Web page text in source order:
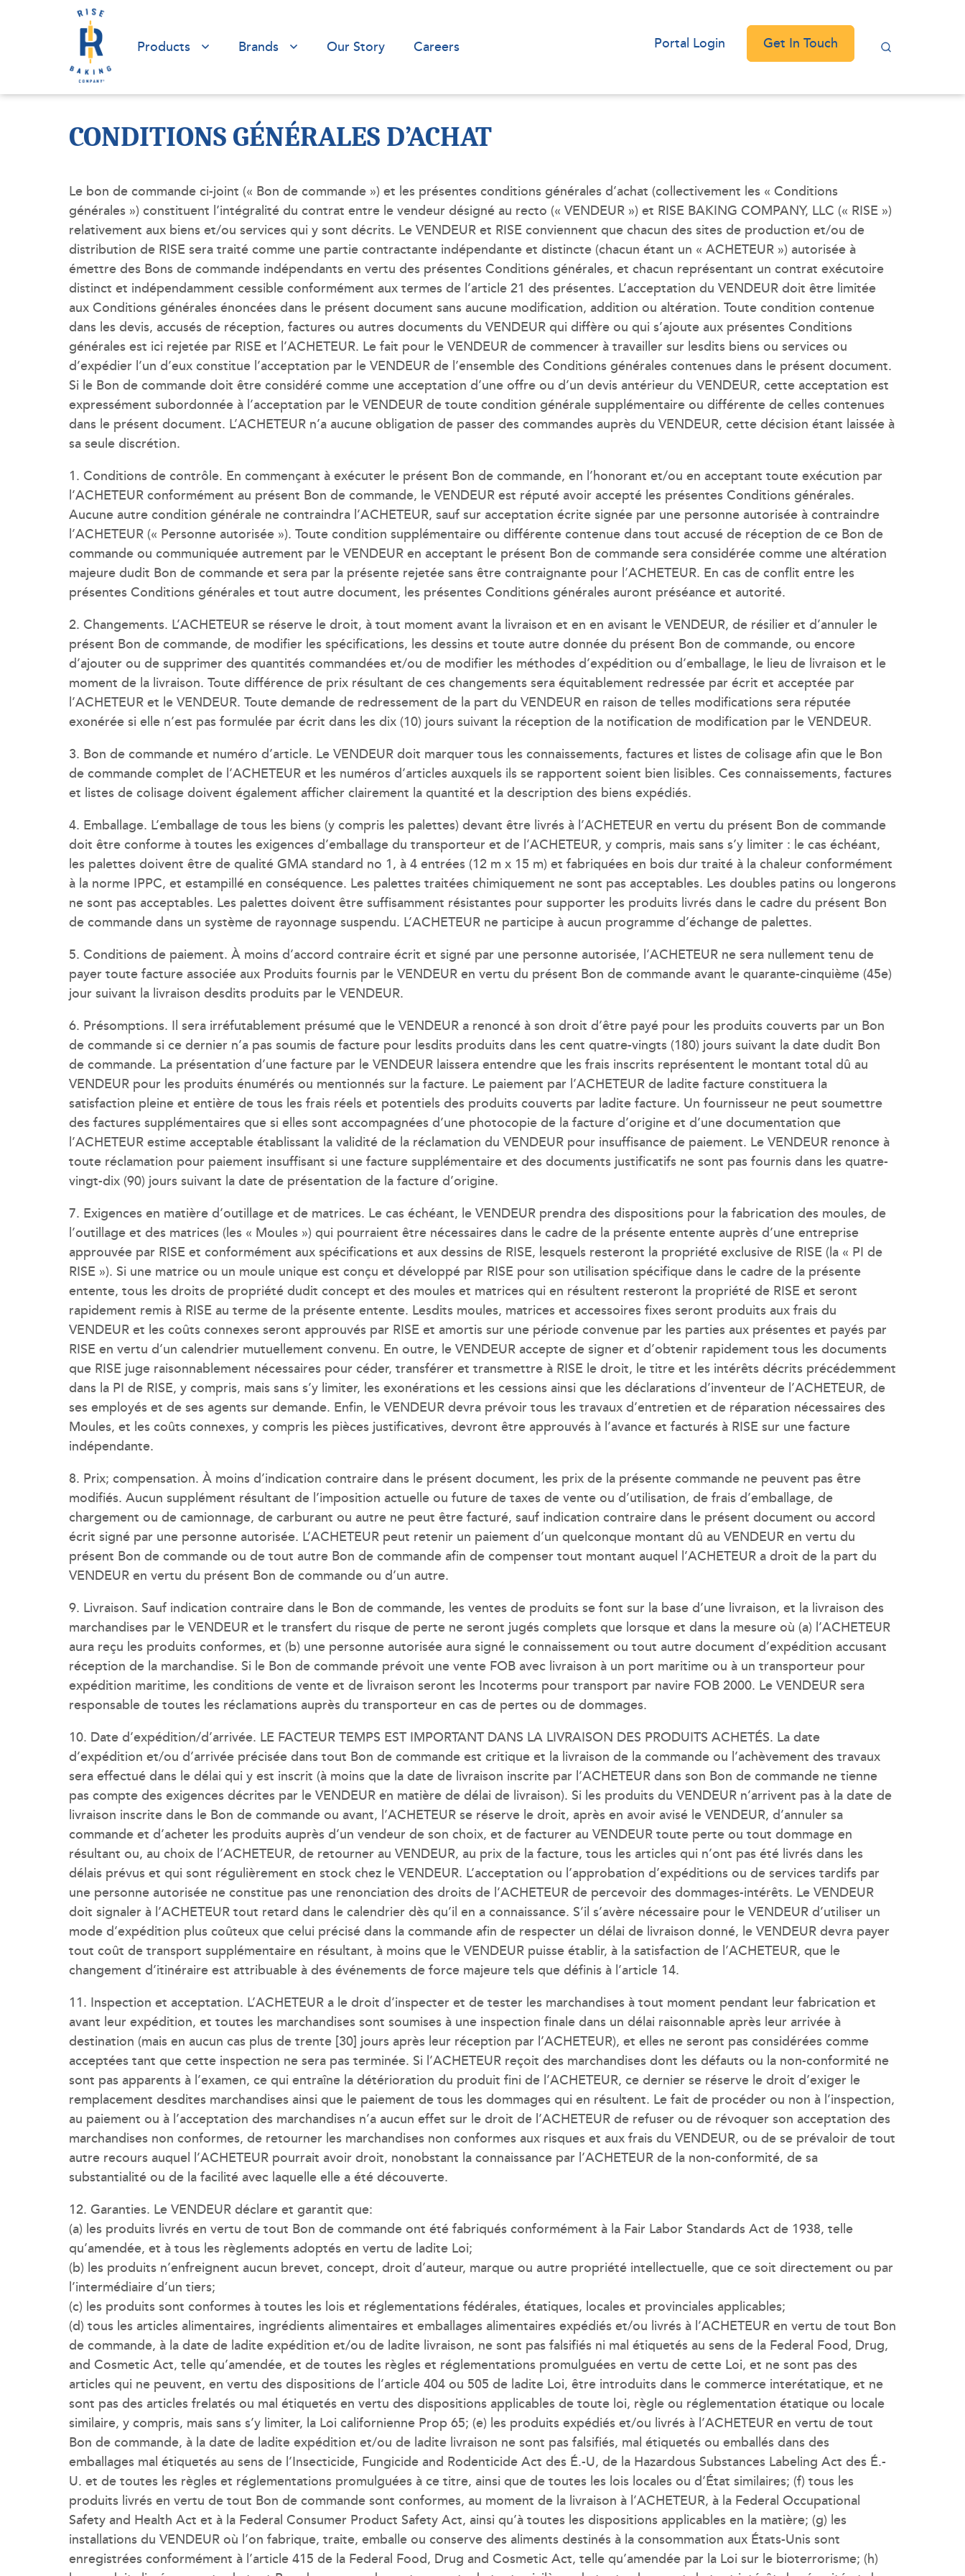
Products Brands Our Story Careers Portal Login Get In Touch
CONDITIONS GÉNÉRALES D’ACHAT
Le bon de commande ci-joint (« Bon de commande ») et les présentes conditions générales d’achat (collectivement les « Conditions
générales ») constituent l’intégralité du contrat entre le vendeur désigné au recto (« VENDEUR ») et RISE BAKING COMPANY, LLC (« RISE »)
relativement aux biens et/ou services qui y sont décrits. Le VENDEUR et RISE conviennent que chacun des sites de production et/ou de
distribution de RISE sera traité comme une partie contractante indépendante et distincte (chacun étant un « ACHETEUR ») autorisée à
émettre des Bons de commande indépendants en vertu des présentes Conditions générales, et chacun représentant un contrat exécutoire
distinct et indépendamment cessible conformément aux termes de l’article 21 des présentes. L’acceptation du VENDEUR doit être limitée
aux Conditions générales énoncées dans le présent document sans aucune modification, addition ou altération. Toute condition contenue
dans les devis, accusés de réception, factures ou autres documents du VENDEUR qui diffère ou qui s’ajoute aux présentes Conditions
générales est ici rejetée par RISE et l’ACHETEUR. Le fait pour le VENDEUR de commencer à travailler sur lesdits biens ou services ou
d’expédier l’un d’eux constitue l’acceptation par le VENDEUR de l’ensemble des Conditions générales contenues dans le présent document.
Si le Bon de commande doit être considéré comme une acceptation d’une offre ou d’un devis antérieur du VENDEUR, cette acceptation est
expressément subordonnée à l’acceptation par le VENDEUR de toute condition générale supplémentaire ou différente de celles contenues
dans le présent document. L’ACHETEUR n’a aucune obligation de passer des commandes auprès du VENDEUR, cette décision étant laissée à
sa seule discrétion.
1. Conditions de contrôle. En commençant à exécuter le présent Bon de commande, en l’honorant et/ou en acceptant toute exécution par
l’ACHETEUR conformément au présent Bon de commande, le VENDEUR est réputé avoir accepté les présentes Conditions générales.
Aucune autre condition générale ne contraindra l’ACHETEUR, sauf sur acceptation écrite signée par une personne autorisée à contraindre
l’ACHETEUR (« Personne autorisée »). Toute condition supplémentaire ou différente contenue dans tout accusé de réception de ce Bon de
commande ou communiquée autrement par le VENDEUR en acceptant le présent Bon de commande sera considérée comme une altération
majeure dudit Bon de commande et sera par la présente rejetée sans être contraignante pour l’ACHETEUR. En cas de conflit entre les
présentes Conditions générales et tout autre document, les présentes Conditions générales auront préséance et autorité.
2. Changements. L’ACHETEUR se réserve le droit, à tout moment avant la livraison et en en avisant le VENDEUR, de résilier et d’annuler le
présent Bon de commande, de modifier les spécifications, les dessins et toute autre donnée du présent Bon de commande, ou encore
d’ajouter ou de supprimer des quantités commandées et/ou de modifier les méthodes d’expédition ou d’emballage, le lieu de livraison et le
moment de la livraison. Toute différence de prix résultant de ces changements sera équitablement redressée par écrit et acceptée par
l’ACHETEUR et le VENDEUR. Toute demande de redressement de la part du VENDEUR en raison de telles modifications sera réputée
exonérée si elle n’est pas formulée par écrit dans les dix (10) jours suivant la réception de la notification de modification par le VENDEUR.
3. Bon de commande et numéro d’article. Le VENDEUR doit marquer tous les connaissements, factures et listes de colisage afin que le Bon
de commande complet de l’ACHETEUR et les numéros d’articles auxquels ils se rapportent soient bien lisibles. Ces connaissements, factures
et listes de colisage doivent également afficher clairement la quantité et la description des biens expédiés.
4. Emballage. L’emballage de tous les biens (y compris les palettes) devant être livrés à l’ACHETEUR en vertu du présent Bon de commande
doit être conforme à toutes les exigences d’emballage du transporteur et de l’ACHETEUR, y compris, mais sans s’y limiter : le cas échéant,
les palettes doivent être de qualité GMA standard no 1, à 4 entrées (12 m x 15 m) et fabriquées en bois dur traité à la chaleur conformément
à la norme IPPC, et estampillé en conséquence. Les palettes traitées chimiquement ne sont pas acceptables. Les doubles patins ou longerons
ne sont pas acceptables. Les palettes doivent être suffisamment résistantes pour supporter les produits livrés dans le cadre du présent Bon
de commande dans un système de rayonnage suspendu. L’ACHETEUR ne participe à aucun programme d’échange de palettes.
5. Conditions de paiement. À moins d’accord contraire écrit et signé par une personne autorisée, l’ACHETEUR ne sera nullement tenu de
payer toute facture associée aux Produits fournis par le VENDEUR en vertu du présent Bon de commande avant le quarante-cinquième (45e)
jour suivant la livraison desdits produits par le VENDEUR.
6. Présomptions. Il sera irréfutablement présumé que le VENDEUR a renoncé à son droit d’être payé pour les produits couverts par un Bon
de commande si ce dernier n’a pas soumis de facture pour lesdits produits dans les cent quatre-vingts (180) jours suivant la date dudit Bon
de commande. La présentation d’une facture par le VENDEUR laissera entendre que les frais inscrits représentent le montant total dû au
VENDEUR pour les produits énumérés ou mentionnés sur la facture. Le paiement par l’ACHETEUR de ladite facture constituera la
satisfaction pleine et entière de tous les frais réels et potentiels des produits couverts par ladite facture. Un fournisseur ne peut soumettre
des factures supplémentaires que si elles sont accompagnées d’une photocopie de la facture d’origine et d’une documentation que
l’ACHETEUR estime acceptable établissant la validité de la réclamation du VENDEUR pour insuffisance de paiement. Le VENDEUR renonce à
toute réclamation pour paiement insuffisant si une facture supplémentaire et des documents justificatifs ne sont pas fournis dans les quatre-
vingt-dix (90) jours suivant la date de présentation de la facture d’origine.
7. Exigences en matière d’outillage et de matrices. Le cas échéant, le VENDEUR prendra des dispositions pour la fabrication des moules, de
l’outillage et des matrices (les « Moules ») qui pourraient être nécessaires dans le cadre de la présente entente auprès d’une entreprise
approuvée par RISE et conformément aux spécifications et aux dessins de RISE, lesquels resteront la propriété exclusive de RISE (la « PI de
RISE »). Si une matrice ou un moule unique est conçu et développé par RISE pour son utilisation spécifique dans le cadre de la présente
entente, tous les droits de propriété dudit concept et des moules et matrices qui en résultent resteront la propriété de RISE et seront
rapidement remis à RISE au terme de la présente entente. Lesdits moules, matrices et accessoires fixes seront produits aux frais du
VENDEUR et les coûts connexes seront approuvés par RISE et amortis sur une période convenue par les parties aux présentes et payés par
RISE en vertu d’un calendrier mutuellement convenu. En outre, le VENDEUR accepte de signer et d’obtenir rapidement tous les documents
que RISE juge raisonnablement nécessaires pour céder, transférer et transmettre à RISE le droit, le titre et les intérêts décrits précédemment
dans la PI de RISE, y compris, mais sans s’y limiter, les exonérations et les cessions ainsi que les déclarations d’inventeur de l’ACHETEUR, de
ses employés et de ses agents sur demande. Enfin, le VENDEUR devra prévoir tous les travaux d’entretien et de réparation nécessaires des
Moules, et les coûts connexes, y compris les pièces justificatives, devront être approuvés à l’avance et facturés à RISE sur une facture
indépendante.
8. Prix; compensation. À moins d’indication contraire dans le présent document, les prix de la présente commande ne peuvent pas être
modifiés. Aucun supplément résultant de l’imposition actuelle ou future de taxes de vente ou d’utilisation, de frais d’emballage, de
chargement ou de camionnage, de carburant ou autre ne peut être facturé, sauf indication contraire dans le présent document ou accord
écrit signé par une personne autorisée. L’ACHETEUR peut retenir un paiement d’un quelconque montant dû au VENDEUR en vertu du
présent Bon de commande ou de tout autre Bon de commande afin de compenser tout montant auquel l’ACHETEUR a droit de la part du
VENDEUR en vertu du présent Bon de commande ou d’un autre.
9. Livraison. Sauf indication contraire dans le Bon de commande, les ventes de produits se font sur la base d’une livraison, et la livraison des
marchandises par le VENDEUR et le transfert du risque de perte ne seront jugés complets que lorsque et dans la mesure où (a) l’ACHETEUR
aura reçu les produits conformes, et (b) une personne autorisée aura signé le connaissement ou tout autre document d’expédition accusant
réception de la marchandise. Si le Bon de commande prévoit une vente FOB avec livraison à un port maritime ou à un transporteur pour
expédition maritime, les conditions de vente et de livraison seront les Incoterms pour transport par navire FOB 2000. Le VENDEUR sera
responsable de toutes les réclamations auprès du transporteur en cas de pertes ou de dommages.
10. Date d’expédition/d’arrivée. LE FACTEUR TEMPS EST IMPORTANT DANS LA LIVRAISON DES PRODUITS ACHETÉS. La date
d’expédition et/ou d’arrivée précisée dans tout Bon de commande est critique et la livraison de la commande ou l’achèvement des travaux
sera effectué dans le délai qui y est inscrit (à moins que la date de livraison inscrite par l’ACHETEUR dans son Bon de commande ne tienne
pas compte des exigences décrites par le VENDEUR en matière de délai de livraison). Si les produits du VENDEUR n’arrivent pas à la date de
livraison inscrite dans le Bon de commande ou avant, l’ACHETEUR se réserve le droit, après en avoir avisé le VENDEUR, d’annuler sa
commande et d’acheter les produits auprès d’un vendeur de son choix, et de facturer au VENDEUR toute perte ou tout dommage en
résultant ou, au choix de l’ACHETEUR, de retourner au VENDEUR, au prix de la facture, tous les articles qui n’ont pas été livrés dans les
délais prévus et qui sont régulièrement en stock chez le VENDEUR. L’acceptation ou l’approbation d’expéditions ou de services tardifs par
une personne autorisée ne constitue pas une renonciation des droits de l’ACHETEUR de percevoir des dommages-intérêts. Le VENDEUR
doit signaler à l’ACHETEUR tout retard dans le calendrier dès qu’il en a connaissance. S’il s’avère nécessaire pour le VENDEUR d’utiliser un
mode d’expédition plus coûteux que celui précisé dans la commande afin de respecter un délai de livraison donné, le VENDEUR devra payer
tout coût de transport supplémentaire en résultant, à moins que le VENDEUR puisse établir, à la satisfaction de l’ACHETEUR, que le
changement d’itinéraire est attribuable à des événements de force majeure tels que définis à l’article 14.
11. Inspection et acceptation. L’ACHETEUR a le droit d’inspecter et de tester les marchandises à tout moment pendant leur fabrication et
avant leur expédition, et toutes les marchandises sont soumises à une inspection finale dans un délai raisonnable après leur arrivée à
destination (mais en aucun cas plus de trente [30] jours après leur réception par l’ACHETEUR), et elles ne seront pas considérées comme
acceptées tant que cette inspection ne sera pas terminée. Si l’ACHETEUR reçoit des marchandises dont les défauts ou la non-conformité ne
sont pas apparents à l’examen, ce qui entraîne la détérioration du produit fini de l’ACHETEUR, ce dernier se réserve le droit d’exiger le
remplacement desdites marchandises ainsi que le paiement de tous les dommages qui en résultent. Le fait de procéder ou non à l’inspection,
au paiement ou à l’acceptation des marchandises n’a aucun effet sur le droit de l’ACHETEUR de refuser ou de révoquer son acceptation des
marchandises non conformes, de retourner les marchandises non conformes aux risques et aux frais du VENDEUR, ou de se prévaloir de tout
autre recours auquel l’ACHETEUR pourrait avoir droit, nonobstant la connaissance par l’ACHETEUR de la non-conformité, de sa
substantialité ou de la facilité avec laquelle elle a été découverte.
12. Garanties. Le VENDEUR déclare et garantit que:
(a) les produits livrés en vertu de tout Bon de commande ont été fabriqués conformément à la Fair Labor Standards Act de 1938, telle
qu’amendée, et à tous les règlements adoptés en vertu de ladite Loi;
(b) les produits n’enfreignent aucun brevet, concept, droit d’auteur, marque ou autre propriété intellectuelle, que ce soit directement ou par
l’intermédiaire d’un tiers;
(c) les produits sont conformes à toutes les lois et réglementations fédérales, étatiques, locales et provinciales applicables;
(d) tous les articles alimentaires, ingrédients alimentaires et emballages alimentaires expédiés et/ou livrés à l’ACHETEUR en vertu de tout Bon
de commande, à la date de ladite expédition et/ou de ladite livraison, ne sont pas falsifiés ni mal étiquetés au sens de la Federal Food, Drug,
and Cosmetic Act, telle qu’amendée, et de toutes les règles et réglementations promulguées en vertu de cette Loi, et ne sont pas des
articles qui ne peuvent, en vertu des dispositions de l’article 404 ou 505 de ladite Loi, être introduits dans le commerce interétatique, et ne
sont pas des articles frelatés ou mal étiquetés en vertu des dispositions applicables de toute loi, règle ou réglementation étatique ou locale
similaire, y compris, mais sans s’y limiter, la Loi californienne Prop 65; (e) les produits expédiés et/ou livrés à l’ACHETEUR en vertu de tout
Bon de commande, à la date de ladite expédition et/ou de ladite livraison ne sont pas falsifiés, mal étiquetés ou emballés dans des
emballages mal étiquetés au sens de l’Insecticide, Fungicide and Rodenticide Act des É.-U, de la Hazardous Substances Labeling Act des É.-
U. et de toutes les règles et réglementations promulguées à ce titre, ainsi que de toutes les lois locales ou d’État similaires; (f) tous les
produits livrés en vertu de tout Bon de commande sont conformes, au moment de la livraison à l’ACHETEUR, à la Federal Occupational
Safety and Health Act et à la Federal Consumer Product Safety Act, ainsi qu’à toutes les dispositions applicables en la matière; (g) les
installations du VENDEUR où l’on fabrique, traite, emballe ou conserve des aliments destinés à la consommation aux États-Unis sont
enregistrées conformément à l’article 415 de la Federal Food, Drug and Cosmetic Act, telle qu’amendée par la Loi sur le bioterrorisme; (h)